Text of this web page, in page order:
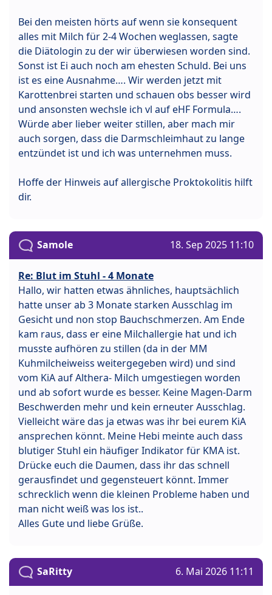
Bei den meisten hörts auf wenn sie konsequent
alles mit Milch für 2-4 Wochen weglassen, sagte
die Diätologin zu der wir überwiesen worden sind.
Sonst ist Ei auch noch am ehesten Schuld. Bei uns
ist es eine Ausnahme…. Wir werden jetzt mit
Karottenbrei starten und schauen obs besser wird
und ansonsten wechsle ich vl auf eHF Formula….
Würde aber lieber weiter stillen, aber mach mir
auch sorgen, dass die Darmschleimhaut zu lange
entzündet ist und ich was unternehmen muss.
Hoffe der Hinweis auf allergische Proktokolitis hilft
dir.
Samole 18. Sep 2025 11:10
Re: Blut im Stuhl - 4 Monate
Hallo, wir hatten etwas ähnliches, hauptsächlich
hatte unser ab 3 Monate starken Ausschlag im
Gesicht und non stop Bauchschmerzen. Am Ende
kam raus, dass er eine Milchallergie hat und ich
musste aufhören zu stillen (da in der MM
Kuhmilcheiweiss weitergegeben wird) und sind
vom KiA auf Althera- Milch umgestiegen worden
und ab sofort wurde es besser. Keine Magen-Darm
Beschwerden mehr und kein erneuter Ausschlag.
Vielleicht wäre das ja etwas was ihr bei eurem KiA
ansprechen könnt. Meine Hebi meinte auch dass
blutiger Stuhl ein häufiger Indikator für KMA ist.
Drücke euch die Daumen, dass ihr das schnell
gerausfindet und gegensteuert könnt. Immer
schrecklich wenn die kleinen Probleme haben und
man nicht weiß was los ist..
Alles Gute und liebe Grüße.
SaRitty 6. Mai 2026 11:11